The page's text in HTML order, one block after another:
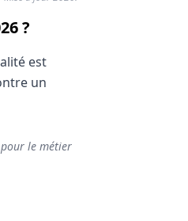
?
est
un
le métier